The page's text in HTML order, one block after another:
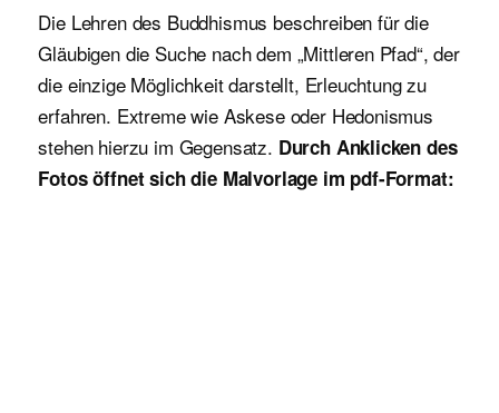
Die Lehren des Buddhismus beschreiben für die
Gläubigen die Suche nach dem „Mittleren Pfad“, der
die einzige Möglichkeit darstellt, Erleuchtung zu
erfahren. Extreme wie Askese oder Hedonismus
stehen hierzu im Gegensatz. Durch Anklicken des
Fotos öffnet sich die Malvorlage im pdf-Format: